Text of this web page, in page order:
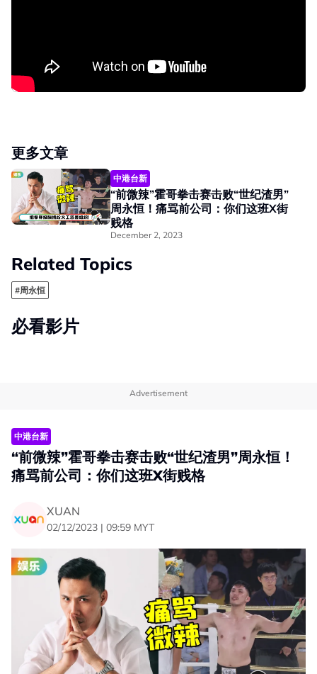
更多文章
中港台新
“前微辣”霍哥拳击赛击败“世纪渣男”
周永恒！痛骂前公司：你们这班X街
贱格
December 2, 2023
Related Topics
#周永恒
必看影片
Advertisement
中港台新
“前微辣”霍哥拳击赛击败“世纪渣男”周永恒！
痛骂前公司：你们这班X街贱格
XUAN
02/12/2023 | 09:59 MYT